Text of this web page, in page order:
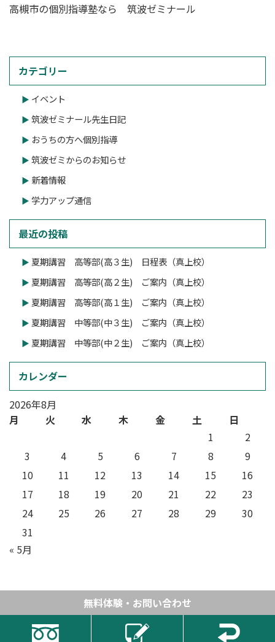
高槻市の個別指導塾なら 筑波ゼミナール
カテゴリー
イベント
筑波ゼミナール先生日記
おうちの方へ個別指導
筑波ゼミからのお知らせ
新着情報
学力アップ通信
最近の投稿
夏期講習 高等部(高３生) 日程表（真上校）
夏期講習 高等部(高２生) ご案内（真上校）
夏期講習 高等部(高１生) ご案内（真上校）
夏期講習 中等部(中３生) ご案内（真上校）
夏期講習 中等部(中２生) ご案内（真上校）
カレンダー
2026年8月
月
火 水 木 金 土
日
1
2
3
4 5 6 7 8
9
10
11 12 13 14 15
16
17
18 19 20 21 22
23
24
25 26 27 28 29
30
31
« 5月
無料体験・お問い合わせ